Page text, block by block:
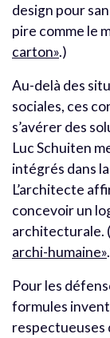
design pour
pire comme le
carton».)
Au-delà des
sociales, ces
s’avérer des
Luc Schuiten
intégrés dans
L’architecte
concevoir un
architecturale.
archi-humaine»
Pour les
formules
respectueuses